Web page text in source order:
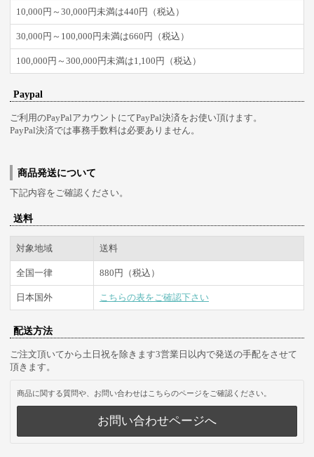
10,000円～30,000円未満は440円（税込）
30,000円～100,000円未満は660円（税込）
100,000円～300,000円未満は1,100円（税込）
Paypal
ご利用のPayPalアカウントにてPayPal決済をお使い頂けます。
PayPal決済では事務手数料は必要ありません。
商品発送について
下記内容をご確認ください。
送料
対象地域 送料
全国一律 880円（税込）
日本国外 こちらの表をご確認下さい
配送方法
ご注文頂いてから土日祝を除きます3営業日以内で発送の手配をさせて
頂きます。
商品に関する質問や、お問い合わせはこちらのページをご確認ください。
お問い合わせページへ